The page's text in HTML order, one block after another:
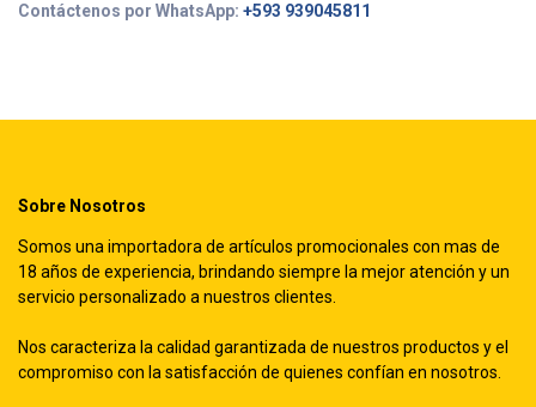
Contáctenos por WhatsApp: +593 939045811
Sobre Nosotros
Somos una importadora de artículos promocionales con mas de
18 años de experiencia, brindando siempre la mejor atención y un
servicio personalizado a nuestros clientes.
Nos caracteriza la calidad garantizada de nuestros productos y el
compromiso con la satisfacción de quienes confían en nosotros.